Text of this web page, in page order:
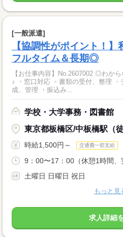
[一般派遣]
【協調性がポイント！
フルタイム＆長期◎
【お仕事内容】No.2607002 ◎わか
♪ ・窓口対応 ・書類の受付、整理
成、管理 ・振込み...
学校・大学事務・図書館
東京都板橋区/中板橋駅（徒
時給1,500円～ 交通費一部支給
9：00〜17：00（休憩1時間、
土曜日 日曜日 祝日
もっと見
求人詳細